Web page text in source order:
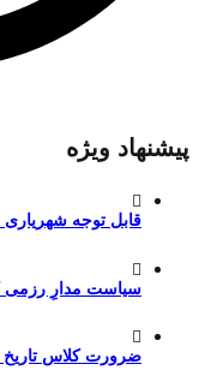
پیشنهاد ویژه
قابل توجه
سیاست مدارِ رزمی
ضرورت کلاس